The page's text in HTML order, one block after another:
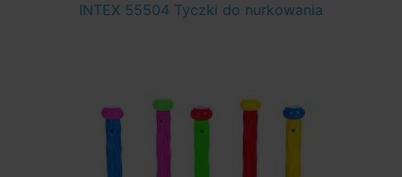
INTEX 55504 Tyczki do nurkowania